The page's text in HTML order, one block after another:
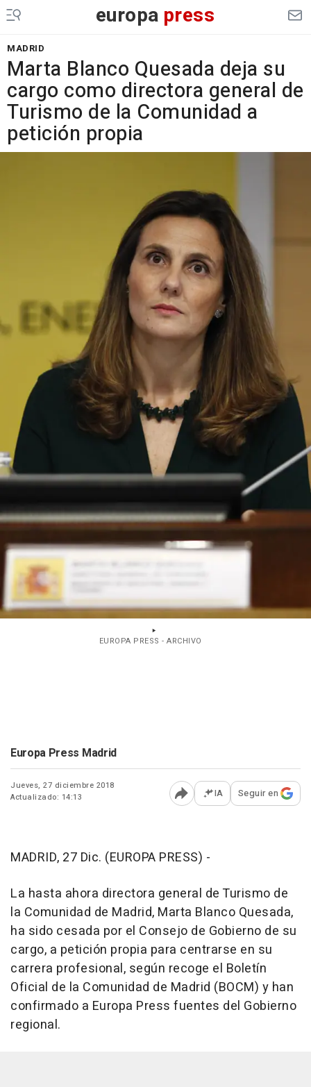
europa press
MADRID
Marta Blanco Quesada deja su
cargo como directora general de
Turismo de la Comunidad a
petición propia
EUROPA PRESS - ARCHIVO
Europa Press Madrid
Jueves, 27 diciembre 2018
Actualizado: 14:13
Abrir opciones para
IA Seguir en
MADRID, 27 Dic. (EUROPA PRESS) -
La hasta ahora directora general de Turismo de
la Comunidad de Madrid, Marta Blanco Quesada,
ha sido cesada por el Consejo de Gobierno de su
cargo, a petición propia para centrarse en su
carrera profesional, según recoge el Boletín
Oficial de la Comunidad de Madrid (BOCM) y han
confirmado a Europa Press fuentes del Gobierno
regional.